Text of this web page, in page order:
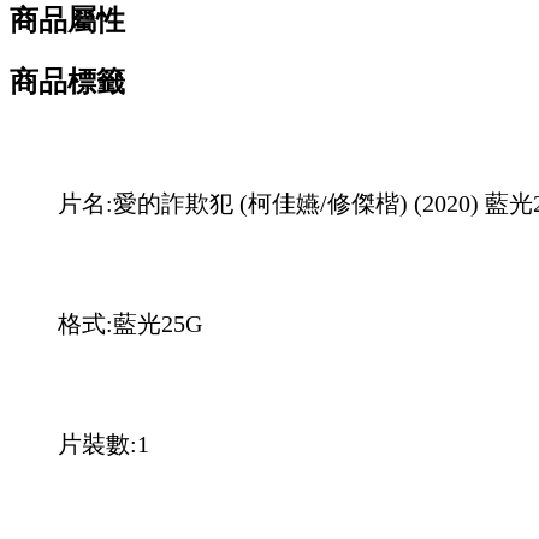
商品屬性
商品標籤
片名:愛的詐欺犯 (柯佳嬿/修傑楷) (2020) 藍光
格式:藍光25G
片裝數:1